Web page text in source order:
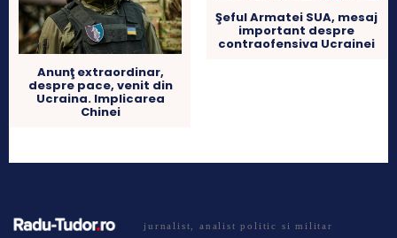
Anunţ extraordinar,
despre pace, venit din
Ucraina. Implicarea
Chinei
Şeful Armatei SUA, mesaj
important despre
contraofensiva Ucrainei
jurnalist, analist politic si militar